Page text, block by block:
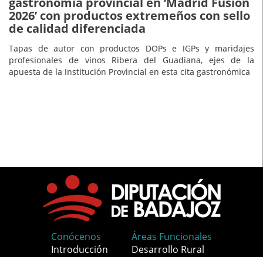
2026’ con productos extremeños con sello
de calidad diferenciada
Tapas de autor con productos DOPs e IGPs y maridajes
profesionales de vinos Ribera del Guadiana, ejes de la
apuesta de la Institución Provincial en esta cita gastronómica
Conócenos
Introducción
Áreas Funcionales
Desarrollo Rural